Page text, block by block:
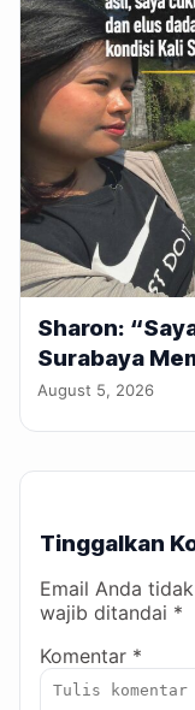
Sharon:
Surabaya
August 5, 2026
Tinggalkan
Email Anda
wajib ditandai *
Komentar *